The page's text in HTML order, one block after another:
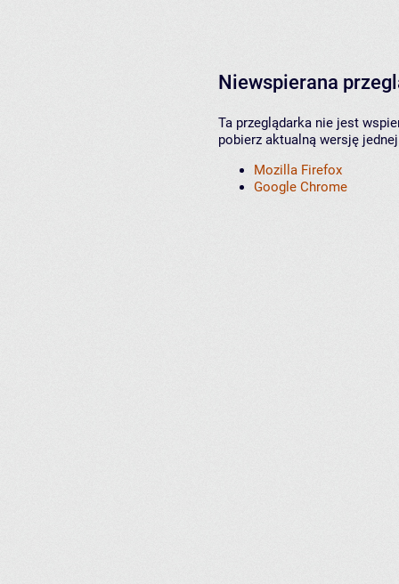
Niewspierana
Ta przeglądarka nie jest
pobierz aktualną wersję
Mozilla Firefox
Google Chrome